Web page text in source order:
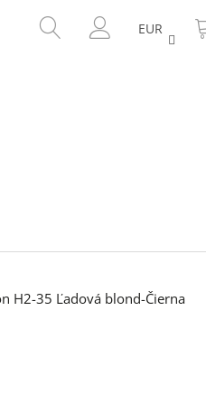
HĽADAŤ
PRIHLÁSENIE
EUR
H2-35 Ľadová blond-Čierna